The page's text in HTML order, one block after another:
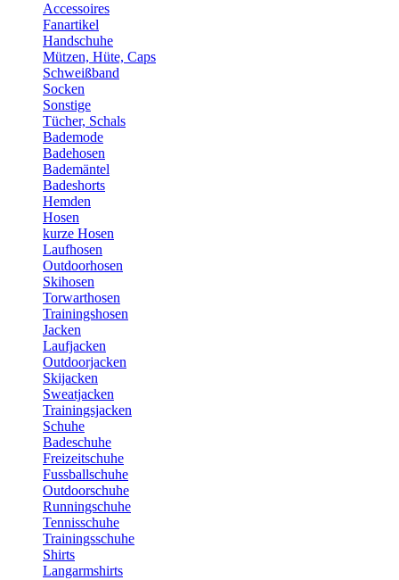
Accessoires
Fanartikel
Handschuhe
Mützen, Hüte, Caps
Schweißband
Socken
Sonstige
Tücher, Schals
Bademode
Badehosen
Bademäntel
Badeshorts
Hemden
Hosen
kurze Hosen
Laufhosen
Outdoorhosen
Skihosen
Torwarthosen
Trainingshosen
Jacken
Laufjacken
Outdoorjacken
Skijacken
Sweatjacken
Trainingsjacken
Schuhe
Badeschuhe
Freizeitschuhe
Fussballschuhe
Outdoorschuhe
Runningschuhe
Tennisschuhe
Trainingsschuhe
Shirts
Langarmshirts